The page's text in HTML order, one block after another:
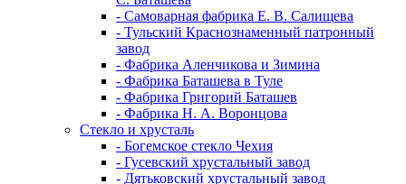
- Самоварная фабрика Е. В. Салищева
- Тульский Краснознаменный патронный
завод
- Фабрика Аленчикова и Зимина
- Фабрика Баташева в Туле
- Фабрика Григорий Баташев
- Фабрика Н. А. Воронцова
Стекло и хрусталь
- Богемское стекло Чехия
- Гусевский хрустальный завод
- Дятьковский хрустальный завод